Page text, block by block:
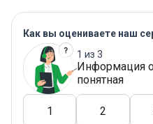
Как вы оцениваете наш
1 из 3
Информация
понятная
1 2